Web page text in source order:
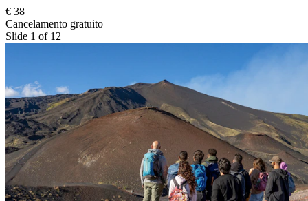
€ 38
Cancelamento gratuito
Slide 1 of 12